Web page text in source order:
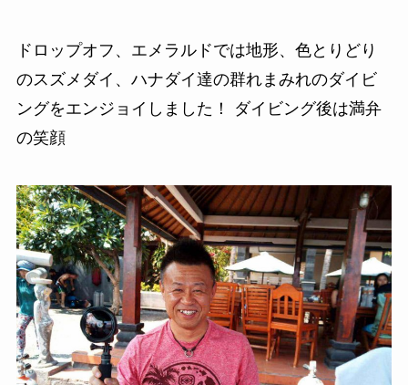
ドロップオフ、エメラルドでは地形、色とりどり
のスズメダイ、ハナダイ達の群れまみれのダイビ
ングをエンジョイしました！ ダイビング後は満弁
の笑顔